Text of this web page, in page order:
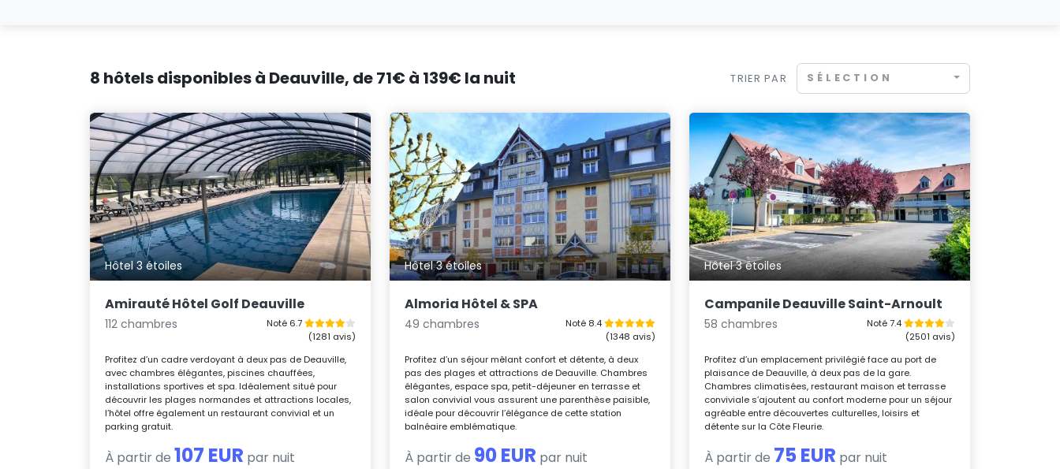
8 hôtels disponibles à Deauville, de 71€ à 139€ la nuit TRIER PAR SÉLECTION
Hôtel 3 étoiles
Amirauté Hôtel Golf Deauville
112 chambres
Noté 6.7
(1281 avis)
Profitez d’un cadre verdoyant à deux pas de Deauville,
avec chambres élégantes, piscines chauffées,
installations sportives et spa. Idéalement situé pour
découvrir les plages normandes et attractions locales,
l’hôtel offre également un restaurant convivial et un
parking gratuit.
À partir de 107 EUR par nuit
Hôtel 3 étoiles
Almoria Hôtel & SPA
49 chambres
Noté 8.4
(1348 avis)
Profitez d’un séjour mêlant confort et détente, à deux
pas des plages et attractions de Deauville. Chambres
élégantes, espace spa, petit-déjeuner en terrasse et
salon convivial vous assurent une parenthèse paisible,
idéale pour découvrir l’élégance de cette station
balnéaire emblématique.
À partir de 90 EUR par nuit
Hôtel 3 étoiles
Campanile Deauville Saint-Arnoult
58 chambres
Noté 7.4
(2501 avis)
Profitez d’un emplacement privilégié face au port de
plaisance de Deauville, à deux pas de la gare.
Chambres climatisées, restaurant maison et terrasse
conviviale s’ajoutent au confort moderne pour un séjour
agréable entre découvertes culturelles, loisirs et
détente sur la Côte Fleurie.
À partir de 75 EUR par nuit